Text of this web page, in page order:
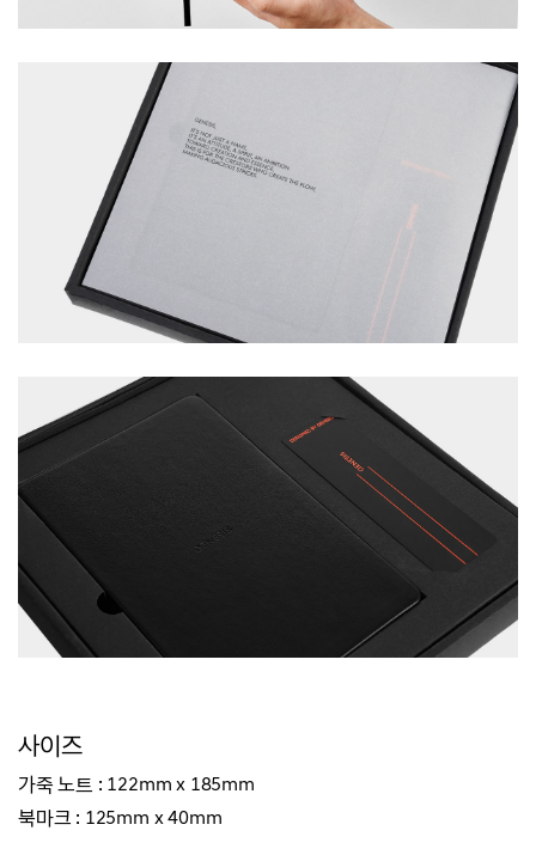
사이즈
가죽 노트 : 122mm x 185mm
북마크 : 125mm x 40mm